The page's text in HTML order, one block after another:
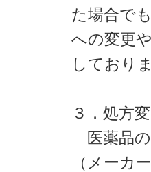
た場合で
への変更
しており
３．処方
医薬品の
（メーカ